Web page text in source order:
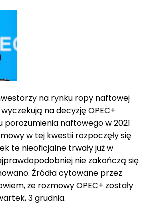
na rynku ropy naftowej
na decyzję OPEC+
porozumienia naftowego w 2021
w tej kwestii rozpoczęły się
te nieoficjalne trwały już w
nie zakończą się
Źródła cytowane przez
że rozmowy OPEC+ zostały
3 grudnia.